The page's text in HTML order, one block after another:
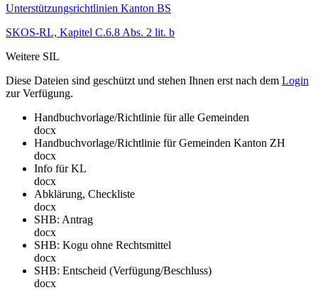
Unterstützungsrichtlinien Kanton BS
SKOS-RL, Kapitel C.6.8 Abs. 2 lit. b
Weitere SIL
Diese Dateien sind geschützt und stehen Ihnen erst nach dem Login
zur Verfügung.
Handbuchvorlage/Richtlinie für alle Gemeinden
docx
Handbuchvorlage/Richtlinie für Gemeinden Kanton ZH
docx
Info für KL
docx
Abklärung, Checkliste
docx
SHB: Antrag
docx
SHB: Kogu ohne Rechtsmittel
docx
SHB: Entscheid (Verfügung/Beschluss)
docx